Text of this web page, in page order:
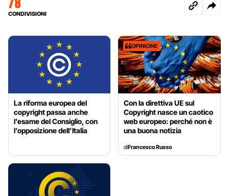
CONDIVISIONI
La riforma europea del
copyright passa anche
l’esame del Consiglio, con
l’opposizione dell’Italia
OPINIONE
Con la direttiva UE sul
Copyright nasce un caotico
web europeo: perché non è
una buona notizia
diFrancesco Russo